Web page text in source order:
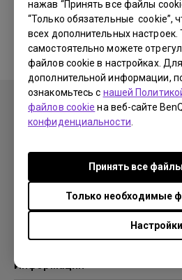
нажав “Принять все файлы
“Только обязательные cookie”,
всех дополнительных
самостоятельно можете
файлов cookie в настройках.
дополнительной информации,
ознакомьтесь с нашей
файлов cookie на веб-сайте
конфиденциальности
Настройки
Только необходимые
Принять все
и драйверы
Продукция
Мониторы
Решения
Поддержка
Ресурсы
Информация